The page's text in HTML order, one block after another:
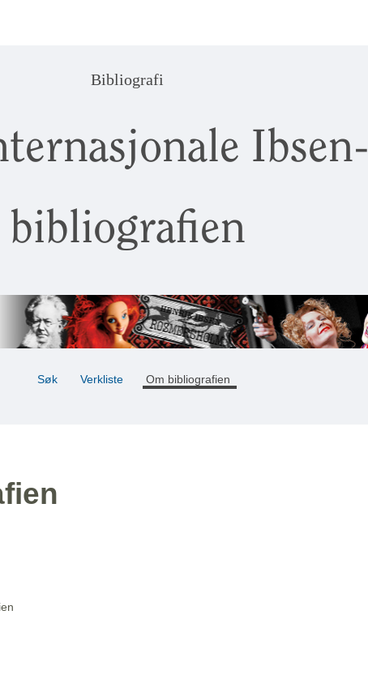
Bibliografi
Ibsen-
bibliografien
Søk Verkliste Om bibliografien